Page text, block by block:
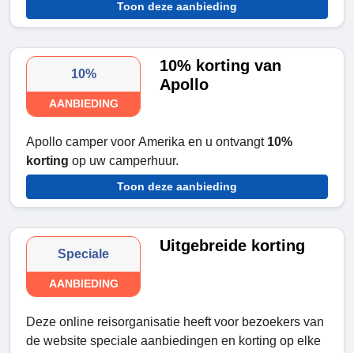
Toon deze aanbieding
10%
AANBIEDING
10% korting van
Apollo
Apollo camper voor Amerika en u ontvangt 10%
korting op uw camperhuur.
Toon deze aanbieding
Speciale
AANBIEDING
Uitgebreide korting
Deze online reisorganisatie heeft voor bezoekers van
de website speciale aanbiedingen en korting op elke